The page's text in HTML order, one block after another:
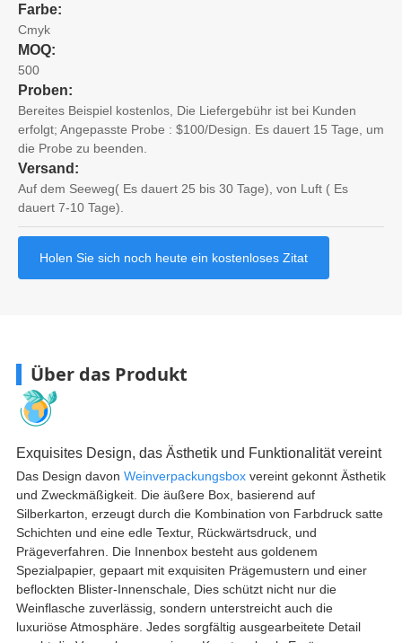
Farbe:
Cmyk
MOQ:
500
Proben:
Bereites Beispiel kostenlos, Die Liefergebühr ist bei Kunden
erfolgt; Angepasste Probe : $100/Design. Es dauert 15 Tage, um
die Probe zu beenden.
Versand:
Auf dem Seeweg( Es dauert 25 bis 30 Tage), von Luft ( Es
dauert 7-10 Tage).
Holen Sie sich noch heute ein kostenloses Zitat
Über das Produkt
Exquisites Design, das Ästhetik und Funktionalität vereint
Das Design davon Weinverpackungsboxvereint gekonnt Ästhetik
und Zweckmäßigkeit. Die äußere Box, basierend auf
Silberkarton, erzeugt durch die Kombination von Farbdruck satte
Schichten und eine edle Textur, Rückwärtsdruck, und
Prägeverfahren. Die Innenbox besteht aus goldenem
Spezialpapier, gepaart mit exquisiten Prägemustern und einer
beflockten Blister-Innenschale, Dies schützt nicht nur die
Weinflasche zuverlässig, sondern unterstreicht auch die
luxuriöse Atmosphäre. Jedes sorgfältig ausgearbeitete Detail